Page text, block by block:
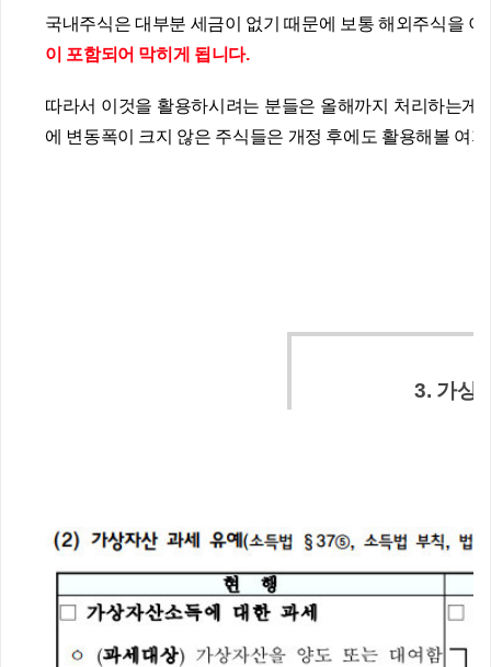
국내주식은 대부분 세금이 없기 때문에 보통 해외주식을
이 포함되어 막히게 됩니다.
따라서 이것을 활용하시려는 분들은 올해까지 처리하는
에 변동폭이 크지 않은 주식들은 개정 후에도 활용해볼 여
3. 가상